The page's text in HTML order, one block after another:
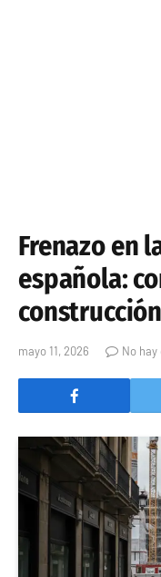
Frenazo en
española:
mayo 11, 2026 No